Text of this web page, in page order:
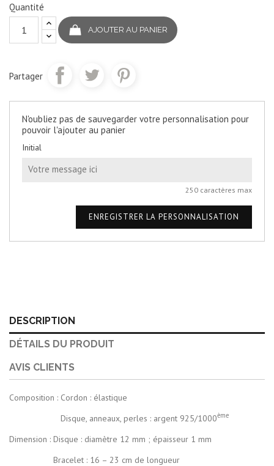
Quantité
AJOUTER AU PANIER
Partager
N'oubliez pas de sauvegarder votre personnalisation pour
pouvoir l'ajouter au panier
Initial
250 caractères max
ENREGISTRER LA PERSONNALISATION
DESCRIPTION
DÉTAILS DU PRODUIT
AVIS CLIENTS
Composition : Cordon : élastique
Disque, anneaux, perles : argent 925/1000ème
Dimension : Disque : diamètre 12 mm ; épaisseur 1 mm
Bracelet : 16 – 23 cm de longueur